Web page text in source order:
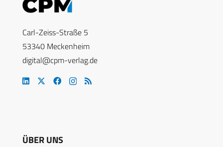
Carl-Zeiss-Straße 5
53340 Meckenheim
digital@cpm-verlag.de
ÜBER UNS